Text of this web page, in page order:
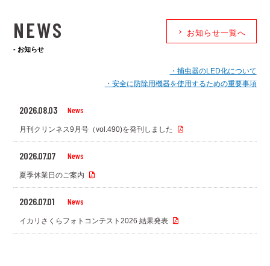
NEWS
- お知らせ
keyboard_arrow_right お知らせ一覧へ
・捕虫器のLED化について
・安全に防除用機器を使用するための重要事項
2026.08.03 News
月刊クリンネス9月号（vol.490)を発刊しました
2026.07.07 News
夏季休業日のご案内
2026.07.01 News
イカリさくらフォトコンテスト2026 結果発表